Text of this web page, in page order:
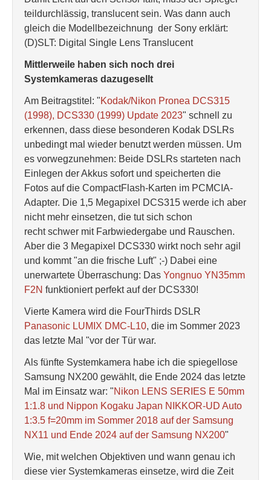
teildurchlässig, translucent sein. Was dann auch
gleich die Modellbezeichnung der Sony erklärt:
(D)SLT: Digital Single Lens Translucent
Mittlerweile haben sich noch drei
Systemkameras dazugesellt
Am Beitragstitel: "Kodak/Nikon Pronea DCS315
(1998), DCS330 (1999) Update 2023" schnell zu
erkennen, dass diese besonderen Kodak DSLRs
unbedingt mal wieder benutzt werden müssen. Um
es vorwegzunehmen: Beide DSLRs starteten nach
Einlegen der Akkus sofort und speicherten die
Fotos auf die CompactFlash-Karten im PCMCIA-
Adapter. Die 1,5 Megapixel DCS315 werde ich aber
nicht mehr einsetzen, die tut sich schon
recht schwer mit Farbwiedergabe und Rauschen.
Aber die 3 Megapixel DCS330 wirkt noch sehr agil
und kommt "an die frische Luft" ;-) Dabei eine
unerwartete Überraschung: Das Yongnuo YN35mm
F2N funktioniert perfekt auf der DCS330!
Vierte Kamera wird die FourThirds DSLR
Panasonic LUMIX DMC-L10, die im Sommer 2023
das letzte Mal "vor der Tür war.
Als fünfte Systemkamera habe ich die spiegellose
Samsung NX200 gewählt, die Ende 2024 das letzte
Mal im Einsatz war: "Nikon LENS SERIES E 50mm
1:1.8 und Nippon Kogaku Japan NIKKOR-UD Auto
1:3.5 f=20mm im Sommer 2018 auf der Samsung
NX11 und Ende 2024 auf der Samsung NX200"
Wie, mit welchen Objektiven und wann genau ich
diese vier Systemkameras einsetze, wird die Zeit